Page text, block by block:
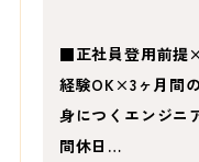
■正社員登用前提
経験OK×3ヶ月間
身につくエンジ
間休日…